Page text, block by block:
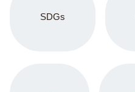
SDGs